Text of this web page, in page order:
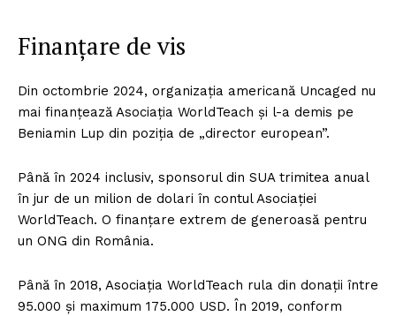
Finanțare de vis
Din octombrie 2024, organizația americană Uncaged nu
mai finanțează Asociația WorldTeach și l-a demis pe
Beniamin Lup din poziția de „director european”.
Până în 2024 inclusiv, sponsorul din SUA trimitea anual
în jur de un milion de dolari în contul Asociației
WorldTeach. O finanțare extrem de generoasă pentru
un ONG din România.
Până în 2018, Asociația WorldTeach rula din donații între
95.000 și maximum 175.000 USD. În 2019, conform